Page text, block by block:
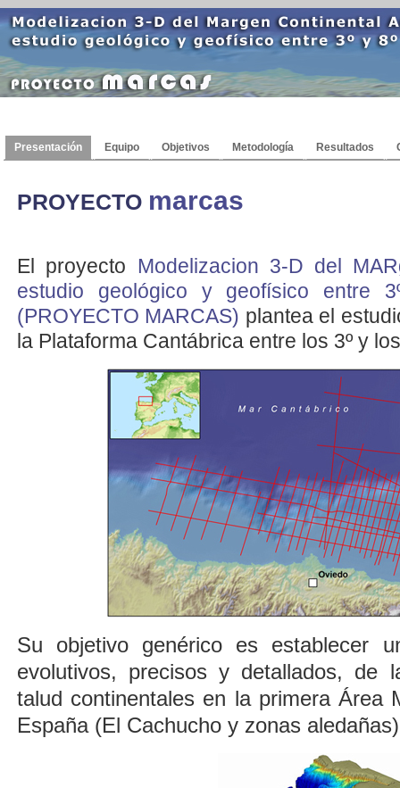
Presentación Equipo Objetivos Metodología Resultados
PROYECTO marcas
El proyecto Modelizacion 3-D del
estudio geológico y geofísico entre
(PROYECTO MARCAS) plantea el
la Plataforma Cantábrica entre los 3º y
Su objetivo genérico es establecer
evolutivos, precisos y detallados, de
talud continentales en la primera Área
España (El Cachucho y zonas